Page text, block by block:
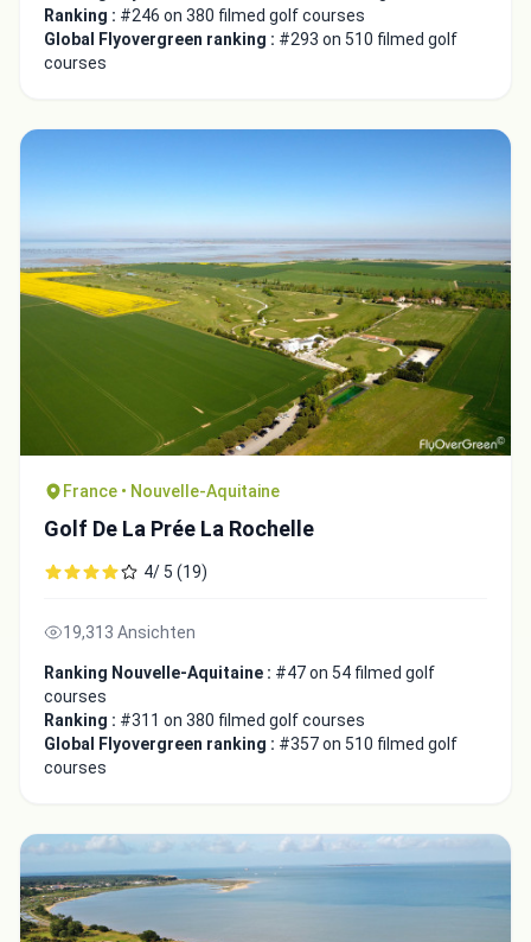
Ranking : #246 on 380 filmed golf courses
Global Flyovergreen ranking : #293 on 510 filmed golf
courses
France • Nouvelle-Aquitaine
Golf De La Prée La Rochelle
4/ 5 (19)
19,313 Ansichten
Ranking Nouvelle-Aquitaine : #47 on 54 filmed golf
courses
Ranking : #311 on 380 filmed golf courses
Global Flyovergreen ranking : #357 on 510 filmed golf
courses